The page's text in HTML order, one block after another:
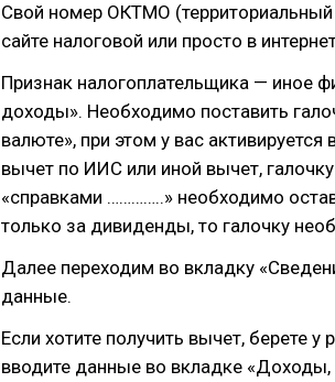
Свой номер ОКТМО
сайте налоговой или просто в
Признак налогоплательщика — иное
доходы». Необходимо поставить
валюте», при этом у вас
вычет по ИИС или иной вычет,
«справками …………..» необходимо
только за дивиденды, то галочку
Далее переходим во вкладку
данные.
Если хотите получить вычет, берете
вводите данные во вкладке